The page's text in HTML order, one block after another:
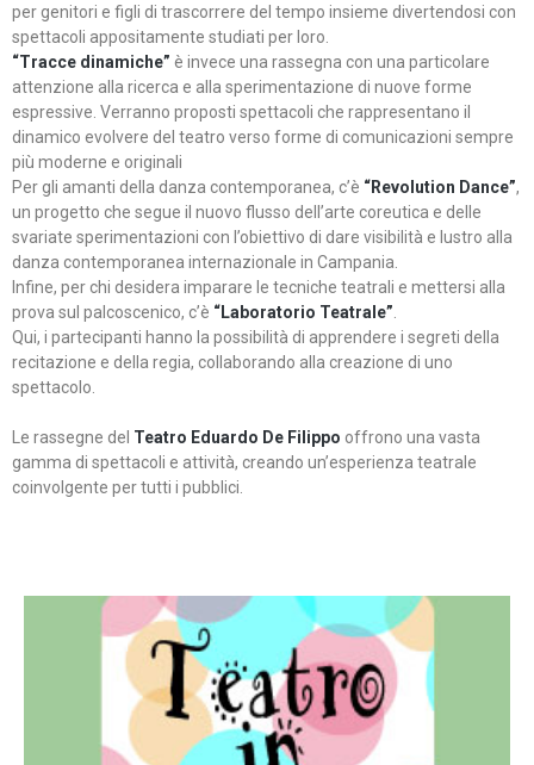
per genitori e figli di trascorrere del tempo insieme divertendosi con
spettacoli appositamente studiati per loro.
“Tracce dinamiche” è invece una rassegna con una particolare
attenzione alla ricerca e alla sperimentazione di nuove forme
espressive. Verranno proposti spettacoli che rappresentano il
dinamico evolvere del teatro verso forme di comunicazioni sempre
più moderne e originali
Per gli amanti della danza contemporanea, c’è “Revolution Dance”,
un progetto che segue il nuovo flusso dell’arte coreutica e delle
svariate sperimentazioni con l’obiettivo di dare visibilità e lustro alla
danza contemporanea internazionale in Campania.
Infine, per chi desidera imparare le tecniche teatrali e mettersi alla
prova sul palcoscenico, c’è “Laboratorio Teatrale”
Qui, i partecipanti hanno la possibilità di apprendere i segreti della
recitazione e della regia, collaborando alla creazione di uno
spettacolo.
Le rassegne del Teatro Eduardo De Filippo offrono una vasta
gamma di spettacoli e attività, creando un’esperienza teatrale
coinvolgente per tutti i pubblici.
famiglia.
Continua